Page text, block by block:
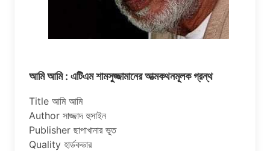
আমি আমি : এটিএম শামসুজ্জামানের আত্মকথনমূলক গ্রন্থ
Title আমি আমি
Author সাজ্জাদ হুসাইন
Publisher ছাপাখানার ভূত
Quality হার্ডকভার